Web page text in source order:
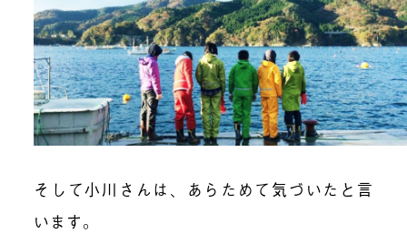
そして小川さんは、あらためて気づいたと言
います。